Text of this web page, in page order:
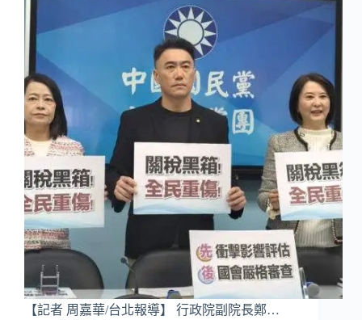
【記者 周嘉華/台北報導】 行政院副院長鄭…